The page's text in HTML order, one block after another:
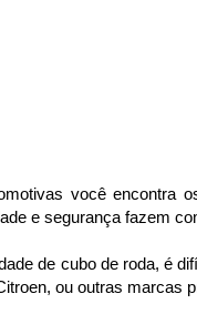
você encontra
e segurança fazem
de cubo de roda, é
ou outras marcas